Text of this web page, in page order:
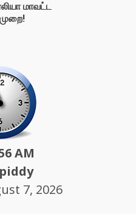
மாவட்ட
AM
7, 2026